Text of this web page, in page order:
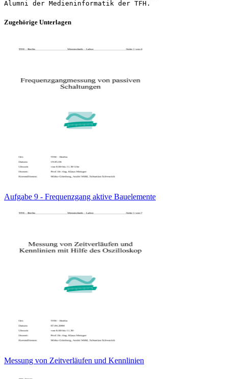
Zugehörige Unterlagen
Aufgabe 9 - Frequenzgang aktive Bauelemente
Messung von Zeitverläufen und Kennlinien